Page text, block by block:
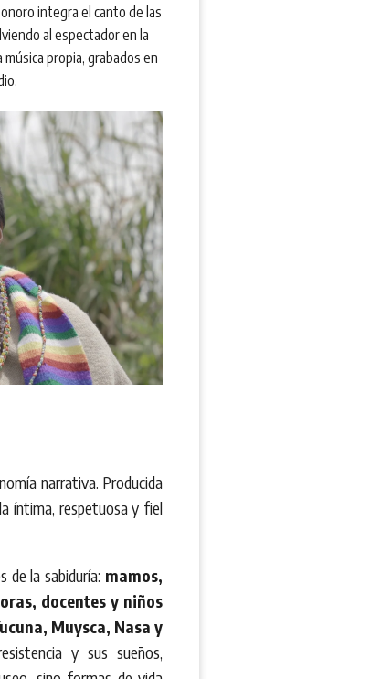
integra el canto de las
al espectador en la
propia, grabados en
narrativa. Producida
íntima, respetuosa y fiel
de la sabiduría: mamos,
docentes y niños
Muysca, Nasa y
y sus sueños,